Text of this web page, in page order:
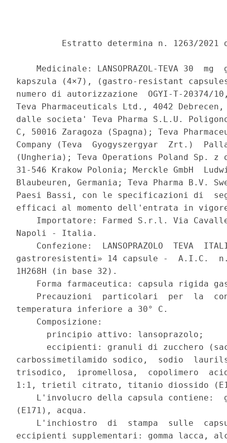
Estratto determina n. 1263/2021
Medicinale: LANSOPRAZOL-TEVA 30  mg
kapszula (4×7), (gastro-resistant
numero di autorizzazione  OGYI-T-
Teva Pharmaceuticals Ltd., 4042
dalle societa' Teva Pharma S.L.U.
C, 50016 Zaragoza (Spagna); Teva
Company (Teva  Gyogyszergyar  Zrt.)
(Ungheria); Teva Operations Poland
31-546 Krakow Polonia; Merckle GmbH
Blaubeuren, Germania; Teva Pharma B.V.
Paesi Bassi, con le specificazioni di
efficaci al momento dell'entrata in
Importatore: Farmed S.r.l. Via
Napoli - Italia.
Confezione:  LANSOPRAZOLO  TEVA
gastroresistenti» 14 capsule -  A.I.C.
1H268H (in base 32).
Forma farmaceutica: capsula rigida
Precauzioni  particolari  per  la
temperatura inferiore a 30° C.
    Composizione:
      principio attivo: lansoprazolo;
eccipienti: granuli di zucchero
carbossimetilamido sodico,  sodio
trisodico,  ipromellosa,  copolimero
1:1, trietil citrato, titanio diossido
L'involucro della capsula contiene:
(E171), acqua.
L'inchiostro  di  stampa  sulle
eccipienti supplementari: gomma